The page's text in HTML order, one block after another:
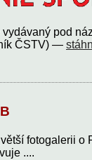
pod
ČSTV) —
fotogalerii o
....